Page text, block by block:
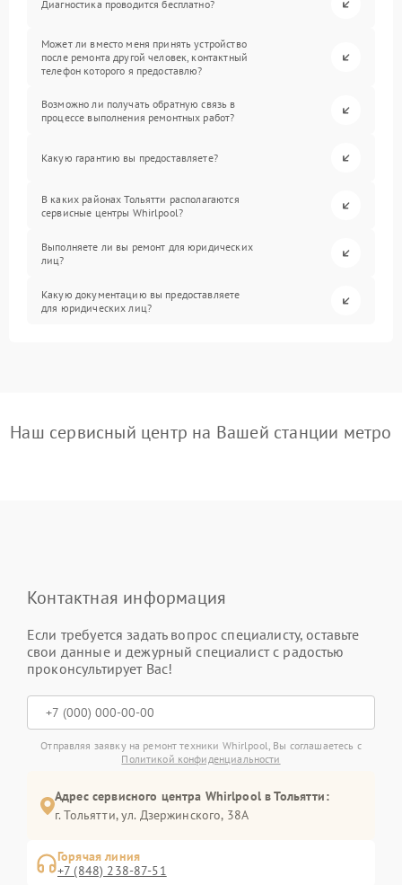
Диагностика проводится бесплатно?
Может ли вместо меня принять устройство
после ремонта другой человек, контактный
телефон которого я предоставлю?
Возможно ли получать обратную связь в
процессе выполнения ремонтных работ?
Какую гарантию вы предоставляете?
В каких районах Тольятти располагаются
сервисные центры Whirlpool?
Выполняете ли вы ремонт для юридических
лиц?
Какую документацию вы предоставляете
для юридических лиц?
Наш сервисный центр на Вашей станции метро
Контактная информация
Если требуется задать вопрос специалисту, оставьте
свои данные и дежурный специалист с радостью
проконсультирует Вас!
Отправляя заявку на ремонт техники Whirlpool, Вы соглашаетесь с
Политикой конфиденциальности
Адрес сервисного центра Whirlpool в Тольятти:
г. Тольятти, ул. Дзержинского, 38А
Горячая линия
+7 (848) 238-87-51